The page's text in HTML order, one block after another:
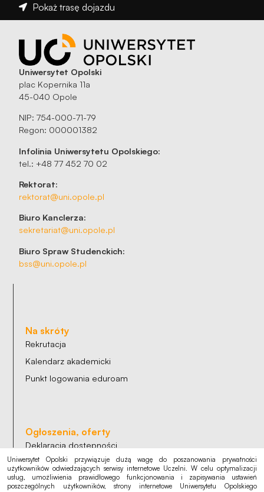
Pokaż trasę dojazdu
Uniwersytet Opolski
plac Kopernika 11a
45-040 Opole
NIP: 754-000-71-79
Regon: 000001382
Infolinia Uniwersytetu Opolskiego:
tel.: +48 77 452 70 02
Rektorat:
rektorat@uni.opole.pl
Biuro Kanclerza:
sekretariat@uni.opole.pl
Biuro Spraw Studenckich:
bss@uni.opole.pl
Na skróty
Rekrutacja
Kalendarz akademicki
Punkt logowania eduroam
Ogłoszenia, oferty
Deklaracja dostępności
Polityka cookies
RODO
Uniwersytet Opolski przywiązuje dużą wagę do poszanowania prywatności
użytkowników odwiedzających serwisy internetowe Uczelni. W celu optymalizacji
usług, umożliwienia prawidłowego funkcjonowania i zapisywania ustawień
poszczególnych użytkowników, strony internetowe Uniwersytetu Opolskiego